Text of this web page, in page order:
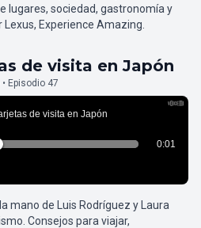
lugares, sociedad, gastronomía y
Experience Amazing.
de visita en Japón
Episodio 47
mano de Luis Rodríguez y Laura
Consejos para viajar,